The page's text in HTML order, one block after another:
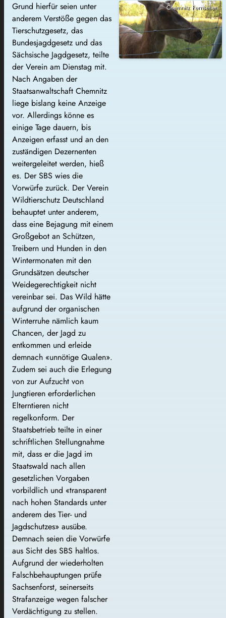
Grund hierfür seien unter
anderem Verstöße gegen das
Tierschutzgesetz, das
Bundesjagdgesetz und das
Sächsische Jagdgesetz, teilte
der Verein am Dienstag mit.
Nach Angaben der
Staatsanwaltschaft Chemnitz
liege bislang keine Anzeige
vor. Allerdings könne es
einige Tage dauern, bis
Anzeigen erfasst und an den
zuständigen Dezernenten
weitergeleitet werden, hieß
es. Der SBS wies die
Vorwürfe zurück. Der Verein
Wildtierschutz Deutschland
behauptet unter anderem,
dass eine Bejagung mit einem
Großgebot an Schützen,
Treibern und Hunden in den
Wintermonaten mit den
Grundsätzen deutscher
Weidegerechtigkeit nicht
vereinbar sei. Das Wild hätte
aufgrund der organischen
Winterruhe nämlich kaum
Chancen, der Jagd zu
entkommen und erleide
demnach «unnötige Qualen».
Zudem sei auch die Erlegung
von zur Aufzucht von
Jungtieren erforderlichen
Elterntieren nicht
regelkonform. Der
Staatsbetrieb teilte in einer
schriftlichen Stellungnahme
mit, dass er die Jagd im
Staatswald nach allen
gesetzlichen Vorgaben
vorbildlich und «transparent
nach hohen Standards unter
anderem des Tier- und
Jagdschutzes» ausübe.
Demnach seien die Vorwürfe
aus Sicht des SBS haltlos.
Aufgrund der wiederholten
Falschbehauptungen prüfe
Sachsenforst, seinerseits
Strafanzeige wegen falscher
Verdächtigung zu stellen.
Chemnitz Fernsehen